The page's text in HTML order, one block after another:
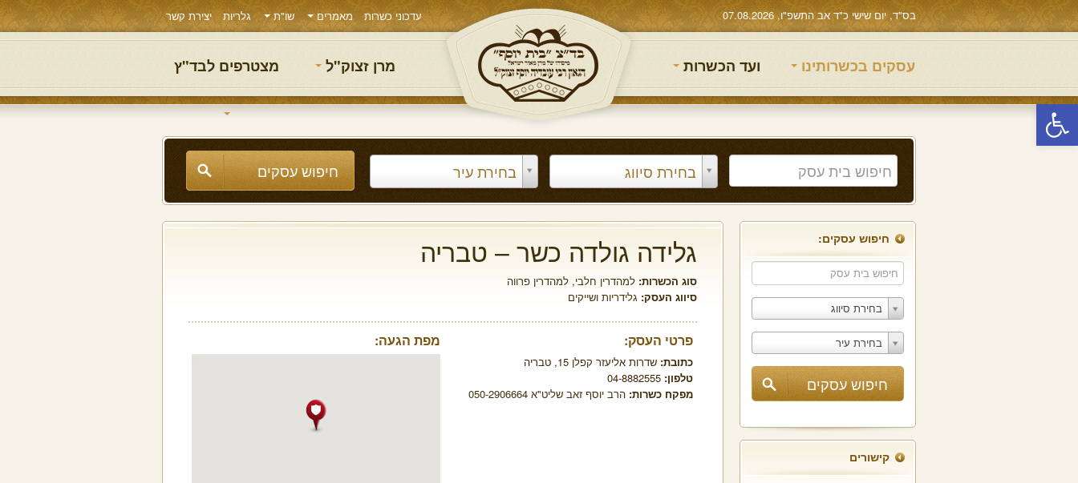
פתח סרגל נגישות
בס"ד, יום שישי כ"ד אב התשפ"ו, 07.08.2026 עדכוני כשרות מאמרים שו"ת גלריות יצירת קשר
עסקים בכשרותינו ועד הכשרות מרן זצוק"ל מצטרפים לבד"ץ
בחירת סיווג בחירת עיר
חיפוש עסקים:
בחירת סיווג
בחירת עיר
קישורים
גלידה גולדה כשר – טבריה
סוג הכשרות: למהדרין חלבי, למהדרין פרווה
סיווג העסק: גלידריות ושייקים
פרטי העסק:
כתובת: שדרות אליעזר קפלן 15, טבריה
טלפון: 04-8882555
מפקח כשרות: הרב יוסף זאב שליט"א 050-2906664
מפת הגעה: